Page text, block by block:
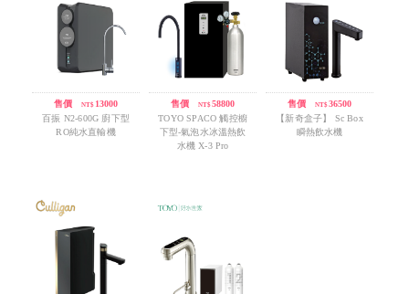
售價 /NT$ 13000
百振 N2-600G 廚下型
RO純水直輸機
售價 /NT$58800
TOYO SPACO 觸控櫥
下型-氣泡水冰溫熱飲
水機 X-3 Pro
售價 /NT$36500
【新奇盒子】 Sc Box
瞬熱飲水機